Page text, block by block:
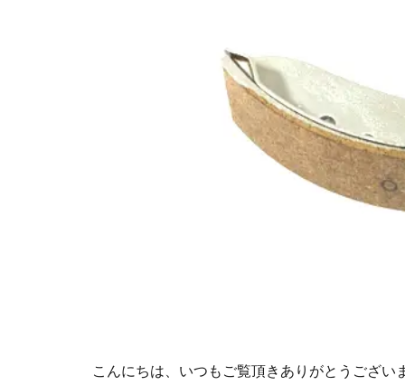
こんにちは、いつもご覧頂きありがとうござい